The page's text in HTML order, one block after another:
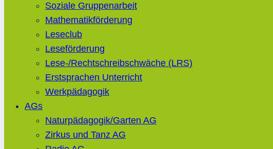
Soziale Gruppenarbeit
Mathematikförderung
Leseclub
Leseförderung
Lese-/Rechtschreibschwäche (LRS)
Erstsprachen Unterricht
Werkpädagogik
AGs
Naturpädagogik/Garten AG
Zirkus und Tanz AG